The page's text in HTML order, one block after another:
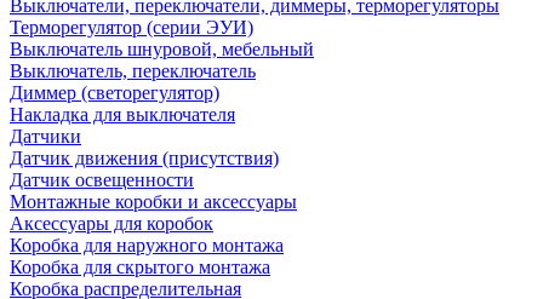
Выключатели, переключатели, диммеры, терморегуляторы
Терморегулятор (серии ЭУИ)
Выключатель шнуровой, мебельный
Выключатель, переключатель
Диммер (светорегулятор)
Накладка для выключателя
Датчики
Датчик движения (присутствия)
Датчик освещенности
Монтажные коробки и аксессуары
Аксессуары для коробок
Коробка для наружного монтажа
Коробка для скрытого монтажа
Коробка распределительная